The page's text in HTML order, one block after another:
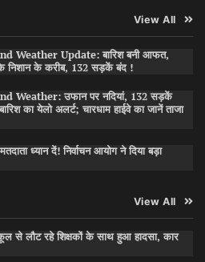
View All
Weather Update: बारिश बनी आफत,
निशान के करीब, 132 सड़कें बंद !
Weather: उफान पर नदियां, 132 सड़कें
का येलो अलर्ट; चारधाम हाईवे का जानें ताजा
ध्यान दें! निर्वाचन आयोग ने दिया बड़ा
View All
से लौट रहे शिक्षकों के साथ हुआ हादसा, कार